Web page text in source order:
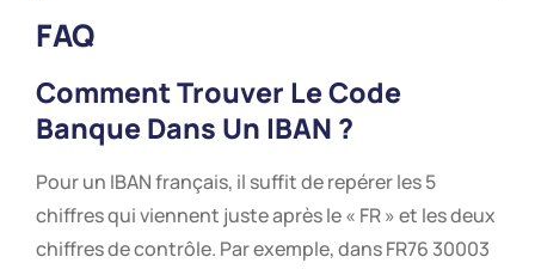
FAQ
Comment Trouver Le Code
Banque Dans Un IBAN ?
Pour un IBAN français, il suffit de repérer les 5
chiffres qui viennent juste après le « FR » et les deux
chiffres de contrôle. Par exemple, dans FR76 30003